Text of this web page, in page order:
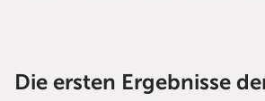
Die ersten Ergebnisse